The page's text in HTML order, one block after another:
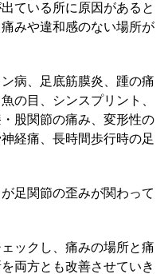
ている所に原因があると
みや違和感のない場所が
病、足底筋膜炎、踵の痛
の目、シンスプリント、
股関節の痛み、変形性の
経痛、長時間歩行時の足
足関節の歪みが関わって
ックし、痛みの場所と痛
両方とも改善させていき